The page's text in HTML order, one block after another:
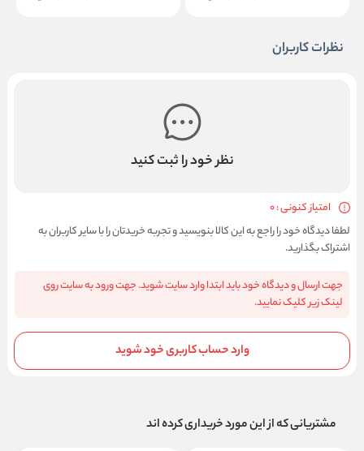
نظرات کاربران
نظر خود را ثبت کنید
امتیاز کنونی : 0
لطفا دیدگاه خود را راجع به این کالا بنویسید و تجربه خریدتان را با سایر کاربران به
اشتراک بگذارید.
جهت ارسال و دیدگاه خود باید ابتدا وارد سایت شوید. جهت ورود به سایت روی
لینک زیر کلیک نمایید.
وارد حساب کاربری خود شوید
مشتریانی که از این مورد خریداری کرده اند